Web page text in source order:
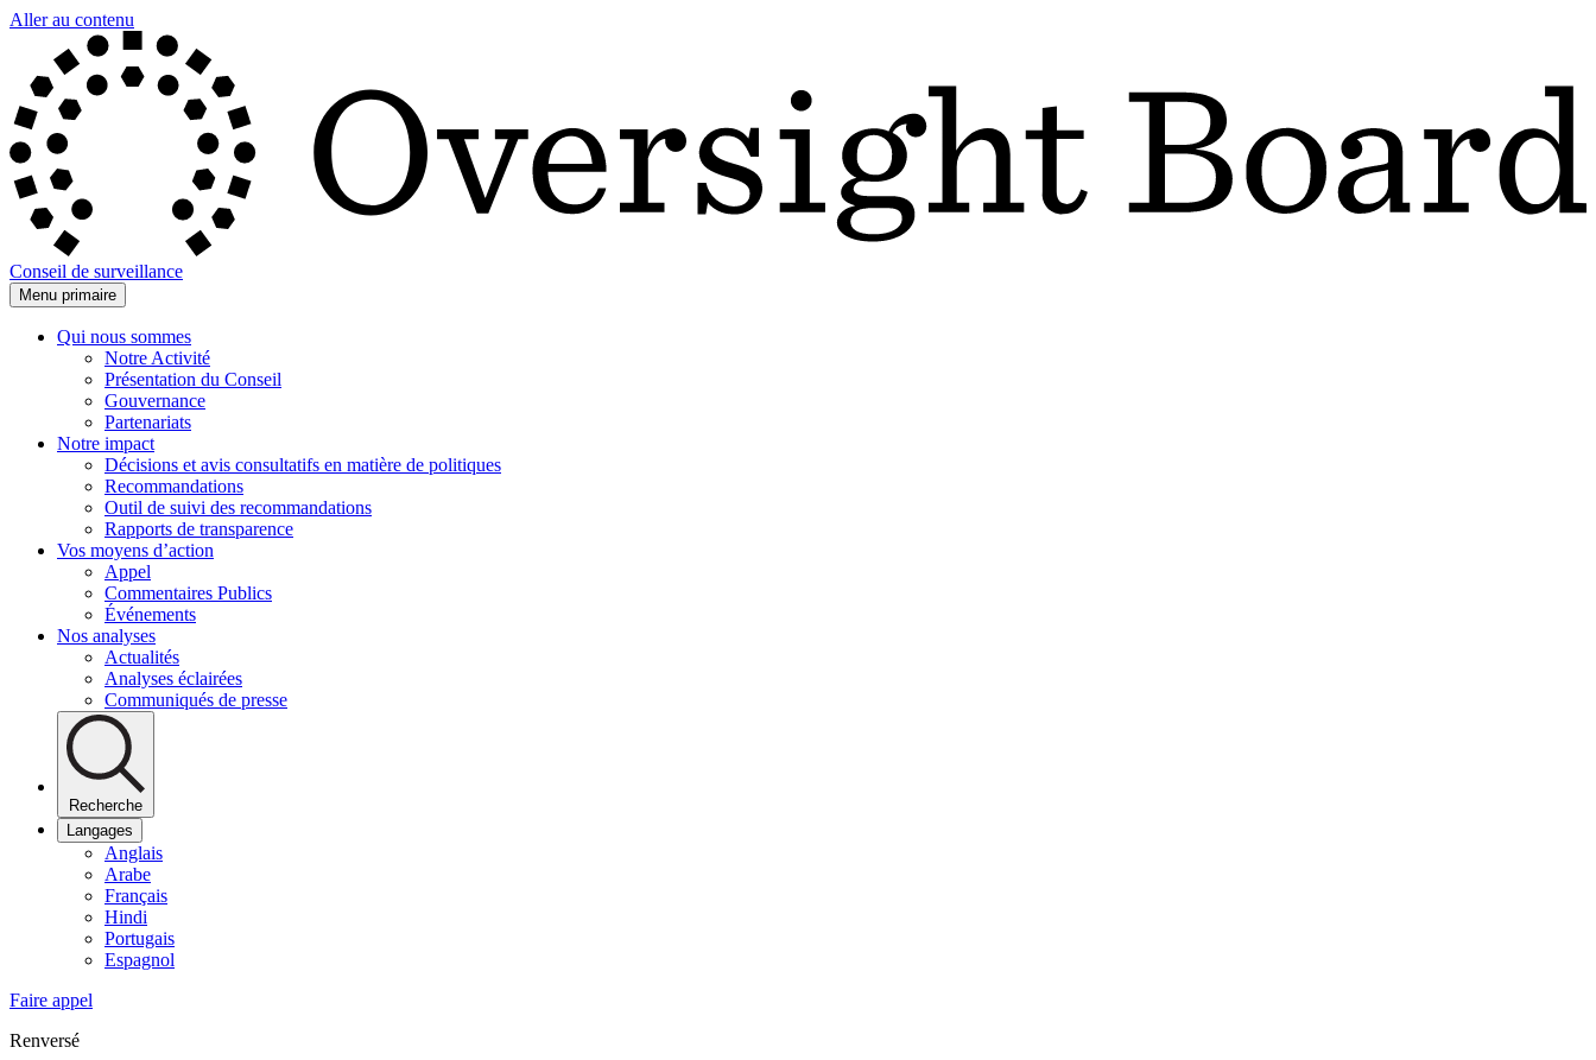
Aller au contenu
Conseil de surveillance
Menu primaire
Qui nous sommes
Notre Activité
Présentation du Conseil
Gouvernance
Partenariats
Notre impact
Décisions et avis consultatifs en matière de politiques
Recommandations
Outil de suivi des recommandations
Rapports de transparence
Vos moyens d’action
Appel
Commentaires Publics
Événements
Nos analyses
Actualités
Analyses éclairées
Communiqués de presse
Recherche
Langages
Anglais
Arabe
Français
Hindi
Portugais
Espagnol
Faire appel
Renversé